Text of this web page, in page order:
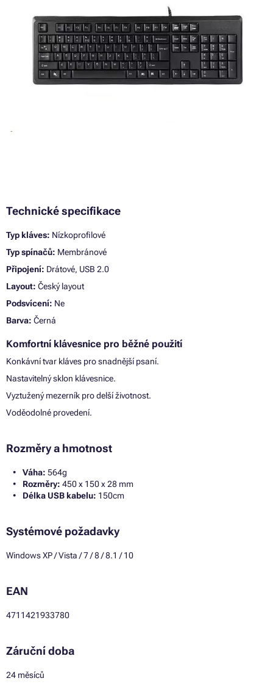
Technické specifikace
Typ kláves: Nízkoprofilové
Typ spínačů: Membránové
Připojení: Drátové, USB 2.0
Layout: Český layout
Podsvícení: Ne
Barva: Černá
Komfortní klávesnice pro běžné použití
Konkávní tvar kláves pro snadnější psaní.
Nastavitelný sklon klávesnice.
Vyztužený mezerník pro delší životnost.
Voděodolné provedení.
Rozměry a hmotnost
Váha: 564g
Rozměry: 450 x 150 x 28 mm
Délka USB kabelu: 150cm
Systémové požadavky
Windows XP / Vista / 7 / 8 / 8.1 / 10
EAN
4711421933780
Záruční doba
24 měsíců